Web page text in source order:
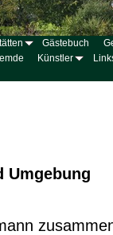
Gästebuch
Künstler
Umgebung